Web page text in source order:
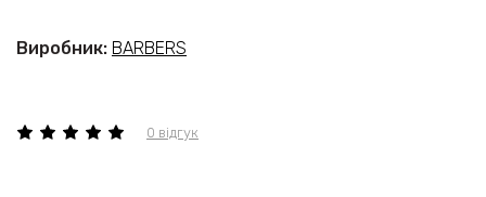
0 відгук
Виробник: BARBERS